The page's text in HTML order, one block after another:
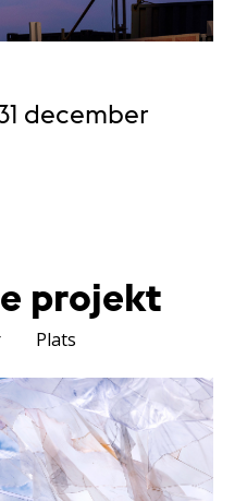
december
projekt
Plats